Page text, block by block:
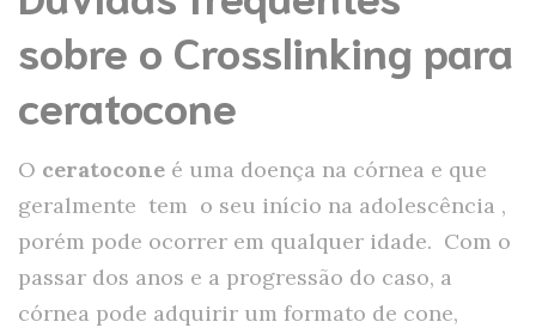
sobre o Crosslinking para
ceratocone
O ceratocone é uma doença na córnea e que
geralmente tem o seu início na adolescência ,
porém pode ocorrer em qualquer idade. Com o
passar dos anos e a progressão do caso, a
córnea pode adquirir um formato de cone,